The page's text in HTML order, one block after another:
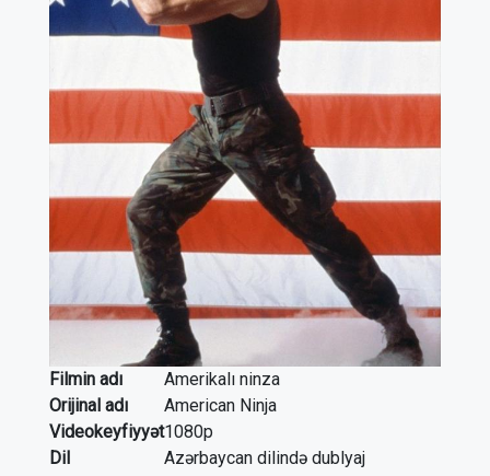
Filmin adı
Amerikalı ninza
Orijinal adı
American Ninja
Videokeyfiyyət1080p
Dil
Azərbaycan dilində dublyaj